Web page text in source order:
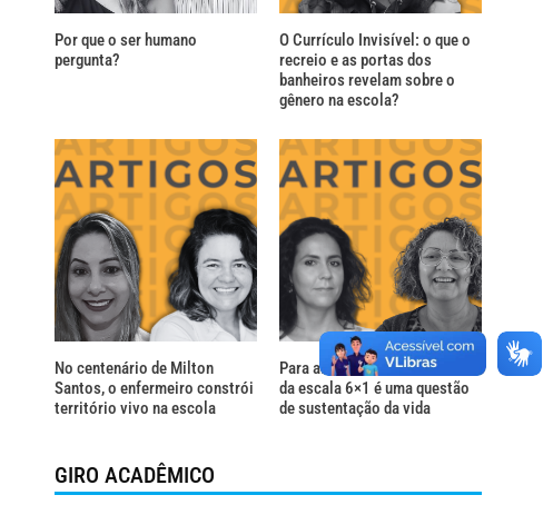
Por que o ser humano
pergunta?
O Currículo Invisível: o que o
recreio e as portas dos
banheiros revelam sobre o
gênero na escola?
No centenário de Milton
Santos, o enfermeiro constrói
território vivo na escola
Para além do descanso: o fim
da escala 6×1 é uma questão
de sustentação da vida
GIRO ACADÊMICO